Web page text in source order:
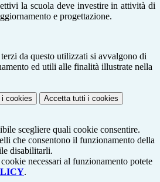
la scuola deve investire in attività di
e progettazione.
da questo utilizzati si avvalgono di
ed utili alle finalità illustrate nella
i cookies Accetta tutti i cookies
scegliere quali cookie consentire.
che consentono il funzionamento della
disabilitarli.
necessari al funzionamento potete
.